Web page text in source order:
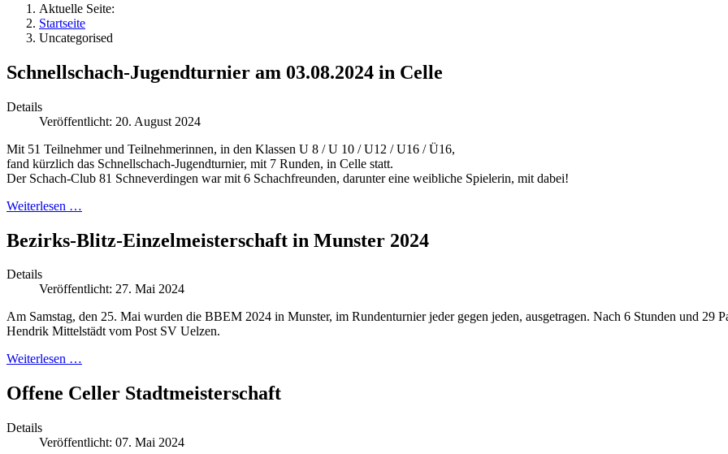
Aktuelle Seite:
Startseite
Uncategorised
Schnellschach-Jugendturnier am 03.08.2024 in Celle
Details
Veröffentlicht: 20. August 2024
Mit 51 Teilnehmer und Teilnehmerinnen, in den Klassen U 8 / U 10 / U12 / U16 / Ü16,
fand kürzlich das Schnellschach-Jugendturnier, mit 7 Runden, in Celle statt.
Der Schach-Club 81 Schneverdingen war mit 6 Schachfreunden, darunter eine weibliche Spielerin, mit dabei!
Weiterlesen …
Bezirks-Blitz-Einzelmeisterschaft in Munster 2024
Details
Veröffentlicht: 27. Mai 2024
Am Samstag, den 25. Mai wurden die BBEM 2024 in Munster, im Rundenturnier jeder gegen jeden, ausgetragen. Nach 6 Stunden und 29
Hendrik Mittelstädt vom Post SV Uelzen.
Weiterlesen …
Offene Celler Stadtmeisterschaft
Details
Veröffentlicht: 07. Mai 2024